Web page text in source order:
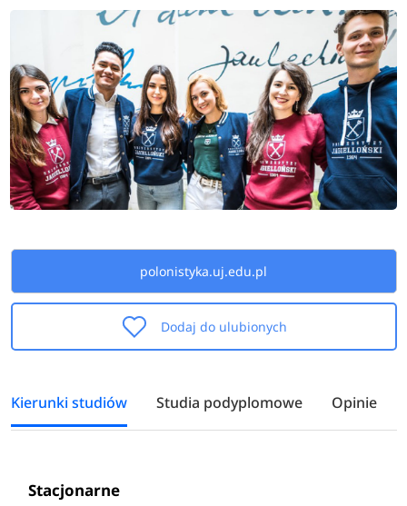
polonistyka.uj.edu.pl
Dodaj do ulubionych
Kierunki studiów Studia podyplomowe Opinie
Stacjonarne